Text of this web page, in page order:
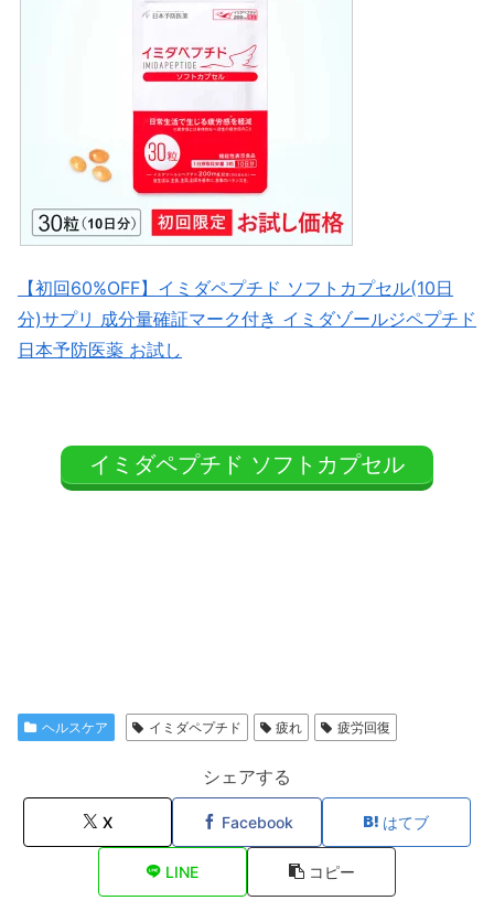
【初回60%OFF】イミダペプチド ソフトカプセル(10日
分)サプリ 成分量確証マーク付き イミダゾールジペプチド
日本予防医薬 お試し
イミダペプチド ソフトカプセル
ヘルスケア イミダペプチド 疲れ 疲労回復
シェアする
X Facebook はてブ
LINE コピー